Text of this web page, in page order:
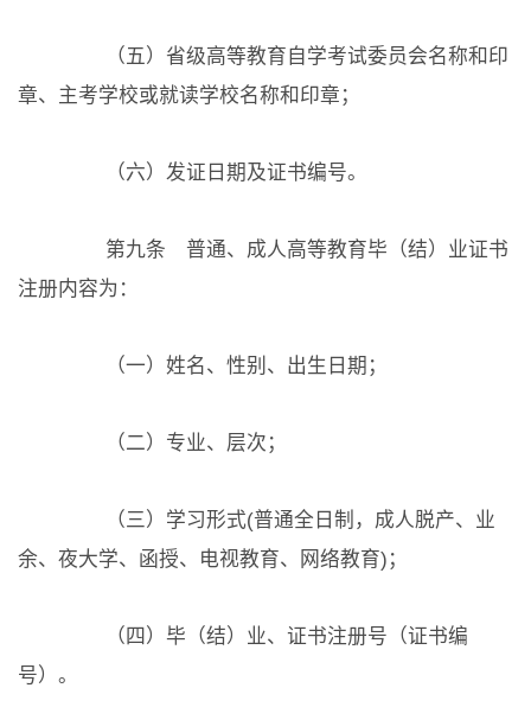
（五）省级高等教育自学考试委员会名称和印
章、主考学校或就读学校名称和印章；
（六）发证日期及证书编号。
第九条 普通、成人高等教育毕（结）业证书
注册内容为：
（一）姓名、性别、出生日期；
（二）专业、层次；
（三）学习形式(普通全日制，成人脱产、业
余、夜大学、函授、电视教育、网络教育)；
（四）毕（结）业、证书注册号（证书编
号）。